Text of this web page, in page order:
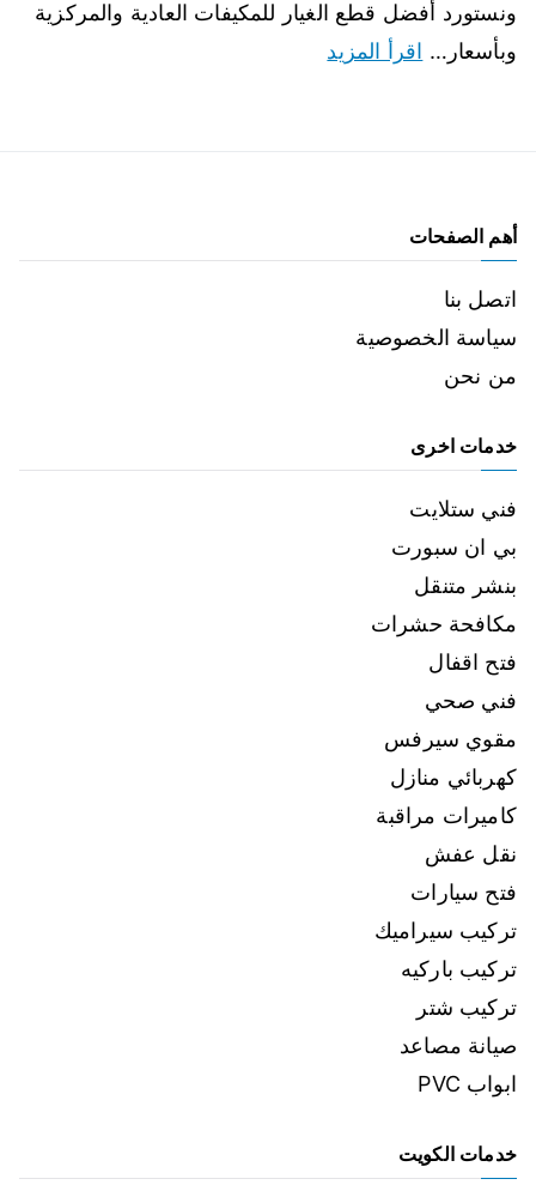
ونستورد أفضل قطع الغيار للمكيفات العادية والمركزية
وبأسعار… اقرأ المزيد
أهم الصفحات
اتصل بنا
سياسة الخصوصية
من نحن
خدمات اخرى
فني ستلايت
بي ان سبورت
بنشر متنقل
مكافحة حشرات
فتح اقفال
فني صحي
مقوي سيرفس
كهربائي منازل
كاميرات مراقبة
نقل عفش
فتح سيارات
تركيب سيراميك
تركيب باركيه
تركيب شتر
صيانة مصاعد
ابواب PVC
خدمات الكويت